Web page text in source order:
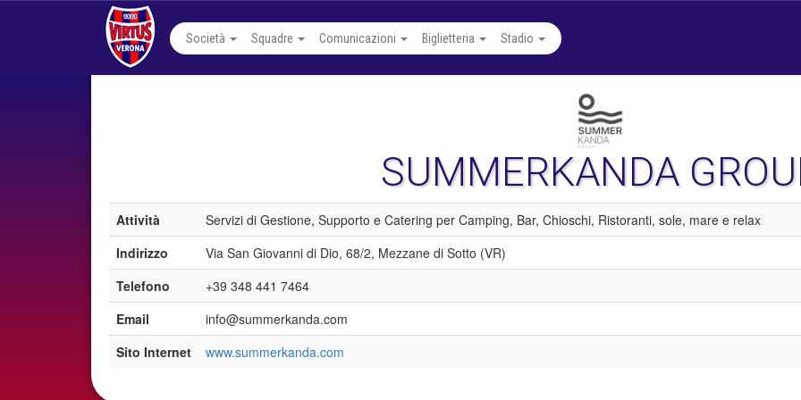
Società Squadre Comunicazioni Biglietteria Stadio
SUMMERKANDA
Attività
Servizi di Gestione, Supporto e Catering per Camping, Bar, Chioschi, Ristoranti, sole, mare e relax
Indirizzo
Via San Giovanni di Dio, 68/2, Mezzane di Sotto (VR)
Telefono
+39 348 441 7464
Email
info@summerkanda.com
Sito Internet
www.summerkanda.com